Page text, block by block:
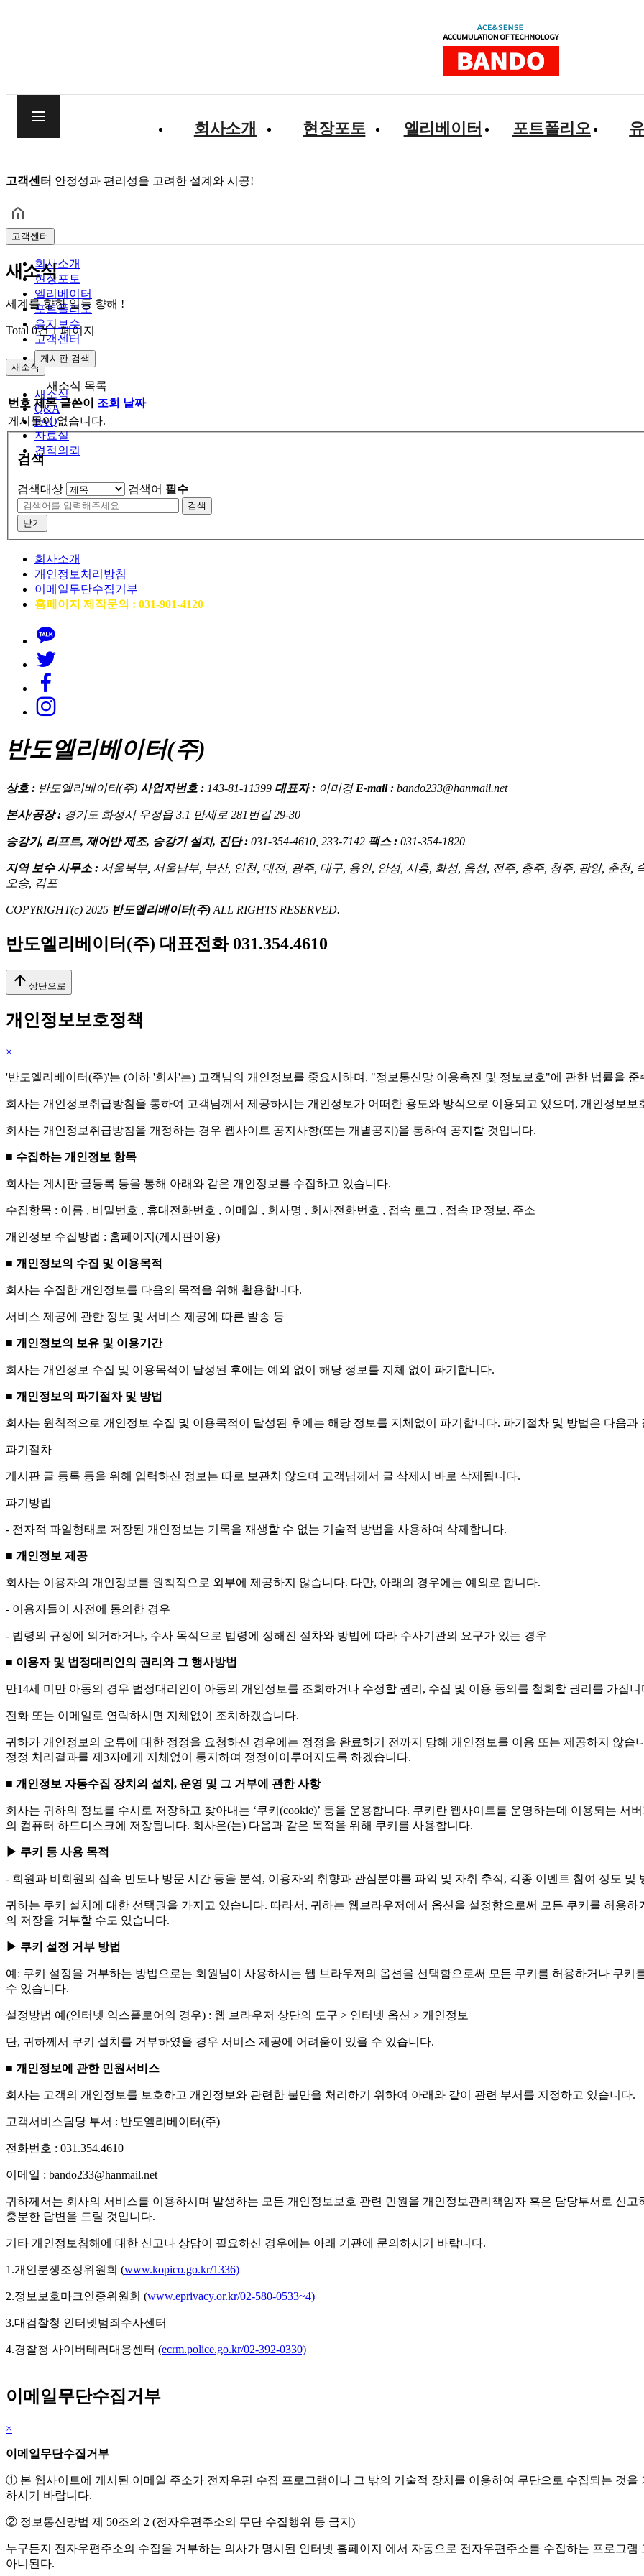
회사소개 현장포토 엘리베이터 포트폴리오
고객센터 안정성과 편리성을 고려한 설계와 시공!
고객센터
회사소개
현장포토
엘리베이터
포트폴리오
유지보수
고객센터
새소식
새소식
Q&A
FAQ
자료실
견적의뢰
새소식
세계를 향한 일등 향해 !
Total 0건1 페이지
게시판 검색
새소식 목록
번호 제목 글쓴이 조회 날짜
게시물이 없습니다.
검색
검색대상 검색어 필수
검색
닫기
회사소개
개인정보처리방침
이메일무단수집거부
홈페이지 제작문의 : 031-901-4120
반도엘리베이터(주)
상호 : 반도엘리베이터(주) 사업자번호 : 143-81-11399 대표자 : 이미경 E-mail : bando233@hanmail.net
본사/공장 : 경기도 화성시 우정읍 3.1 만세로 281번길 29-30
승강기, 리프트, 제어반 제조, 승강기 설치, 진단 : 031-354-4610, 233-7142 팩스 : 031-354-1820
지역 보수 사무소 : 서울북부, 서울남부, 부산, 인천, 대전, 광주, 대구, 용인, 안성, 시흥, 화성, 음성, 전주, 충주, 청주, 광양, 춘천,
오송, 김포
COPYRIGHT(c) 2025 반도엘리베이터(주) ALL RIGHTS RESERVED.
반도엘리베이터(주) 대표전화 031.354.4610
arrow_upward 상단으로
개인정보보호정책
×
'반도엘리베이터(주)'는 (이하 '회사'는) 고객님의 개인정보를 중요시하며, "정보통신망 이용촉진 및 정보보호"에 관한 법률을 준
회사는 개인정보취급방침을 통하여 고객님께서 제공하시는 개인정보가 어떠한 용도와 방식으로 이용되고 있으며, 개인정보
회사는 개인정보취급방침을 개정하는 경우 웹사이트 공지사항(또는 개별공지)을 통하여 공지할 것입니다.
■ 수집하는 개인정보 항목
회사는 게시판 글등록 등을 통해 아래와 같은 개인정보를 수집하고 있습니다.
수집항목 : 이름 , 비밀번호 , 휴대전화번호 , 이메일 , 회사명 , 회사전화번호 , 접속 로그 , 접속 IP 정보, 주소
개인정보 수집방법 : 홈페이지(게시판이용)
■ 개인정보의 수집 및 이용목적
회사는 수집한 개인정보를 다음의 목적을 위해 활용합니다.
서비스 제공에 관한 정보 및 서비스 제공에 따른 발송 등
■ 개인정보의 보유 및 이용기간
회사는 개인정보 수집 및 이용목적이 달성된 후에는 예외 없이 해당 정보를 지체 없이 파기합니다.
■ 개인정보의 파기절차 및 방법
회사는 원칙적으로 개인정보 수집 및 이용목적이 달성된 후에는 해당 정보를 지체없이 파기합니다. 파기절차 및 방법은 다음과
파기절차
게시판 글 등록 등을 위해 입력하신 정보는 따로 보관치 않으며 고객님께서 글 삭제시 바로 삭제됩니다.
파기방법
- 전자적 파일형태로 저장된 개인정보는 기록을 재생할 수 없는 기술적 방법을 사용하여 삭제합니다.
■ 개인정보 제공
회사는 이용자의 개인정보를 원칙적으로 외부에 제공하지 않습니다. 다만, 아래의 경우에는 예외로 합니다.
- 이용자들이 사전에 동의한 경우
- 법령의 규정에 의거하거나, 수사 목적으로 법령에 정해진 절차와 방법에 따라 수사기관의 요구가 있는 경우
■ 이용자 및 법정대리인의 권리와 그 행사방법
만14세 미만 아동의 경우 법정대리인이 아동의 개인정보를 조회하거나 수정할 권리, 수집 및 이용 동의를 철회할 권리를 가집니
전화 또는 이메일로 연락하시면 지체없이 조치하겠습니다.
귀하가 개인정보의 오류에 대한 정정을 요청하신 경우에는 정정을 완료하기 전까지 당해 개인정보를 이용 또는 제공하지 않
정정 처리결과를 제3자에게 지체없이 통지하여 정정이이루어지도록 하겠습니다.
■ 개인정보 자동수집 장치의 설치, 운영 및 그 거부에 관한 사항
회사는 귀하의 정보를 수시로 저장하고 찾아내는 ‘쿠키(cookie)’ 등을 운용합니다. 쿠키란 웹사이트를 운영하는데 이용되는 서
의 컴퓨터 하드디스크에 저장됩니다. 회사은(는) 다음과 같은 목적을 위해 쿠키를 사용합니다.
▶ 쿠키 등 사용 목적
- 회원과 비회원의 접속 빈도나 방문 시간 등을 분석, 이용자의 취향과 관심분야를 파악 및 자취 추적, 각종 이벤트 참여 정도
귀하는 쿠키 설치에 대한 선택권을 가지고 있습니다. 따라서, 귀하는 웹브라우저에서 옵션을 설정함으로써 모든 쿠키를 허용
의 저장을 거부할 수도 있습니다.
▶ 쿠키 설정 거부 방법
예: 쿠키 설정을 거부하는 방법으로는 회원님이 사용하시는 웹 브라우저의 옵션을 선택함으로써 모든 쿠키를 허용하거나 쿠
수 있습니다.
설정방법 예(인터넷 익스플로어의 경우) : 웹 브라우저 상단의 도구 > 인터넷 옵션 > 개인정보
단, 귀하께서 쿠키 설치를 거부하였을 경우 서비스 제공에 어려움이 있을 수 있습니다.
■ 개인정보에 관한 민원서비스
회사는 고객의 개인정보를 보호하고 개인정보와 관련한 불만을 처리하기 위하여 아래와 같이 관련 부서를 지정하고 있습니다.
고객서비스담당 부서 : 반도엘리베이터(주)
전화번호 : 031.354.4610
이메일 : bando233@hanmail.net
귀하께서는 회사의 서비스를 이용하시며 발생하는 모든 개인정보보호 관련 민원을 개인정보관리책임자 혹은 담당부서로 신
충분한 답변을 드릴 것입니다.
기타 개인정보침해에 대한 신고나 상담이 필요하신 경우에는 아래 기관에 문의하시기 바랍니다.
1.개인분쟁조정위원회 (www.kopico.go.kr/1336)
2.정보보호마크인증위원회 (www.eprivacy.or.kr/02-580-0533~4)
3.대검찰청 인터넷범죄수사센터
4.경찰청 사이버테러대응센터 (ecrm.police.go.kr/02-392-0330)
이메일무단수집거부
×
이메일무단수집거부
① 본 웹사이트에 게시된 이메일 주소가 전자우편 수집 프로그램이나 그 밖의 기술적 장치를 이용하여 무단으로 수집되는 것
하시기 바랍니다.
② 정보통신망법 제 50조의 2 (전자우편주소의 무단 수집행위 등 금지)
누구든지 전자우편주소의 수집을 거부하는 의사가 명시된 인터넷 홈페이지 에서 자동으로 전자우편주소를 수집하는 프로그
아니된다.